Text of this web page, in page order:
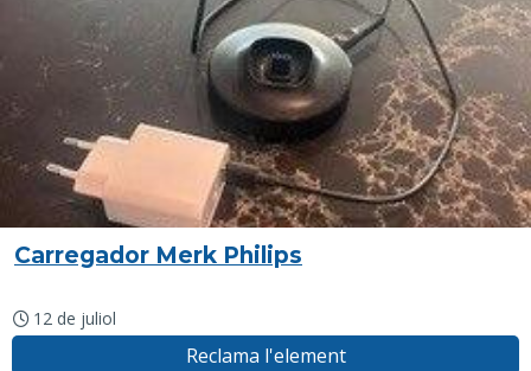
Carregador Merk Philips
12 de juliol
Reclama l'element